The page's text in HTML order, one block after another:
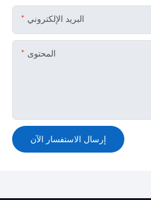
البريد الإلكتروني
المحتوى
إرسال الاستفسار الآن